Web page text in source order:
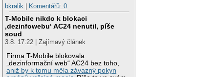
bkralik | Komentářů: 0
T-Mobile nikdo k blokaci
‚dezinfowebu‘ AC24 nenutil, píše
soud
3.8. 17:22 | Zajímavý článek
Firma T-Mobile blokovala
„dezinformační web“ AC24 bez toho,
aniž by k tomu měla závazný pokyn